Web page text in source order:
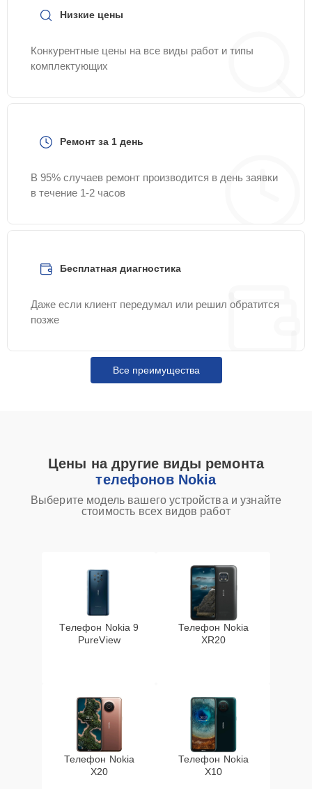
Низкие цены
Конкурентные цены на все виды работ и типы
комплектующих
Ремонт за 1 день
В 95% случаев ремонт производится в день заявки
в течение 1-2 часов
Бесплатная диагностика
Даже если клиент передумал или решил обратится
позже
Все преимущества
Цены на другие виды ремонта
телефонов Nokia
Выберите модель вашего устройства и узнайте
стоимость всех видов работ
Телефон Nokia 9
PureView
Телефон Nokia
XR20
Телефон Nokia
X20
Телефон Nokia
X10